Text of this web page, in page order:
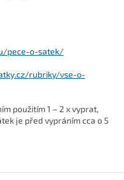
pece-o-satek/
rubriky/vse-o-
použitím 1 – 2 x vyprat,
je před vypráním cca o 5